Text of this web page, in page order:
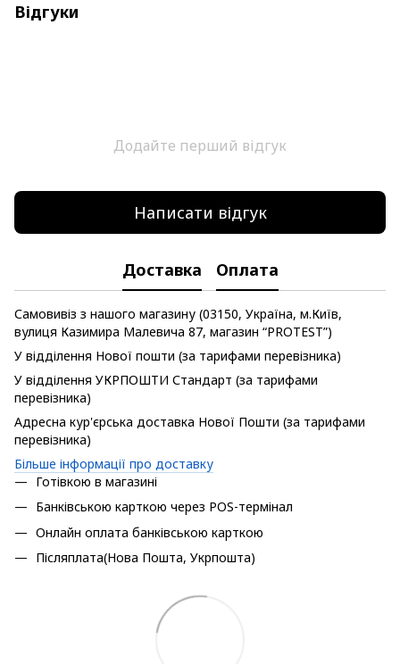
Відгуки
Додайте перший відгук
Написати відгук
Доставка Оплата
Самовивіз з нашого магазину (03150, Україна, м.Київ,
вулиця Казимира Малевича 87, магазин “PROTEST”)
У відділення Нової пошти (за тарифами перевізника)
У відділення УКРПОШТИ Стандарт (за тарифами
перевізника)
Адресна кур'єрська доставка Нової Пошти (за тарифами
перевізника)
Більше інформації про доставку
Готівкою в магазині
Банківською карткою через POS-термінал
Онлайн оплата банківською карткою
Післяплата(Нова Пошта, Укрпошта)